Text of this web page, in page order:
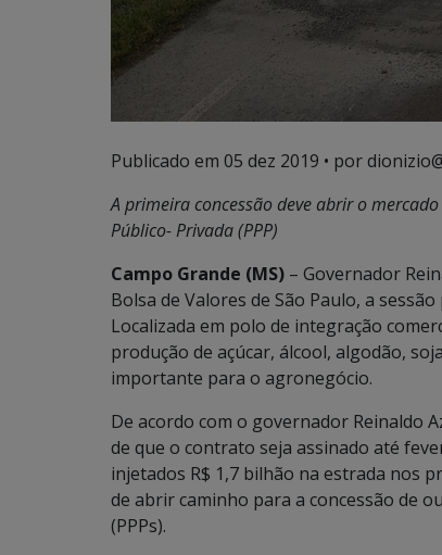
Publicado em 05 dez 2019 • por
A primeira concessão deve abrir o
Público- Privada (PPP)
Campo Grande (MS) – Governador
Bolsa de Valores de São Paulo, a
Localizada em polo de integração
produção de açúcar, álcool, algodão,
importante para o agronegócio.
De acordo com o governador Reinaldo
de que o contrato seja assinado até
injetados R$ 1,7 bilhão na estrada nos
de abrir caminho para a concessão de
(PPPs).